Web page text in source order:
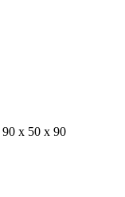
90 x 50 x 90